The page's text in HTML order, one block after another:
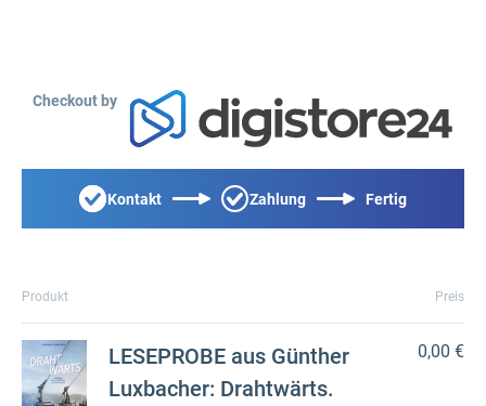
Checkout by
Kontakt Zahlung Fertig
Produkt Preis
LESEPROBE aus Günther
Luxbacher: Drahtwärts.
0,00 €